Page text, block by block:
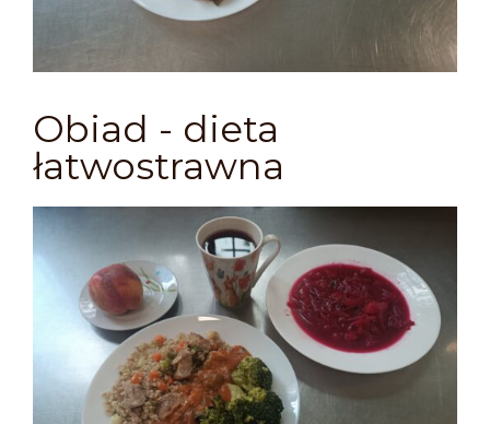
Obiad - dieta
łatwostrawna